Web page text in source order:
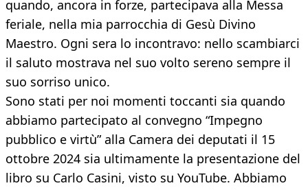
quando, ancora in forze, partecipava alla Messa
feriale, nella mia parrocchia di Gesù Divino
Maestro. Ogni sera lo incontravo: nello scambiarci
il saluto mostrava nel suo volto sereno sempre il
suo sorriso unico.
Sono stati per noi momenti toccanti sia quando
abbiamo partecipato al convegno “Impegno
pubblico e virtù” alla Camera dei deputati il 15
ottobre 2024 sia ultimamente la presentazione del
libro su Carlo Casini, visto su YouTube. Abbiamo